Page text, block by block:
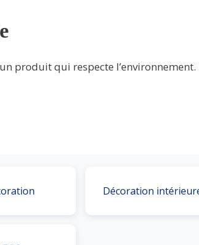
produit qui respecte
Décoration